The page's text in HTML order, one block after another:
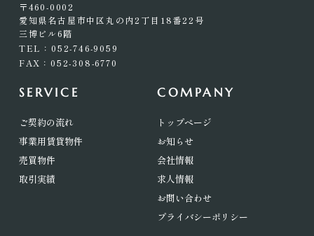
〒460-0002
愛知県名古屋市中区丸の内2丁目18番22号
三博ビル6階
TEL：052-746-9059
FAX：052-308-6770
SERVICE
ご契約の流れ
事業用賃貸物件
売買物件
取引実績
COMPANY
トップページ
お知らせ
会社情報
求人情報
お問い合わせ
プライバシーポリシー